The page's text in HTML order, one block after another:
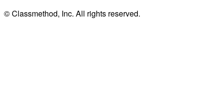
© Classmethod, Inc. All rights reserved.